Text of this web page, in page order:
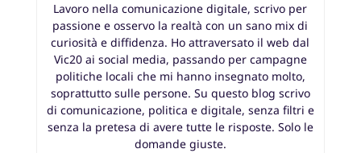
Lavoro nella comunicazione digitale, scrivo per
passione e osservo la realtà con un sano mix di
curiosità e diffidenza. Ho attraversato il web dal
Vic20 ai social media, passando per campagne
politiche locali che mi hanno insegnato molto,
soprattutto sulle persone. Su questo blog scrivo
di comunicazione, politica e digitale, senza filtri e
senza la pretesa di avere tutte le risposte. Solo le
domande giuste.